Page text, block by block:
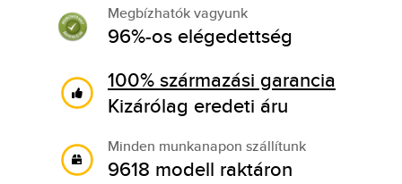
Megbízhatók vagyunk
96%-os elégedettség
100% származási garancia
Kizárólag eredeti áru
Minden munkanapon szállítunk
9618 modell raktáron